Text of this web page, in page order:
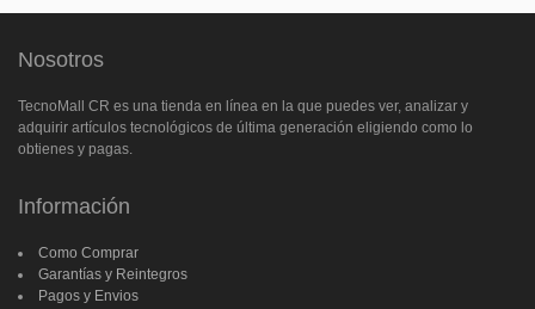
Nosotros
TecnoMall CR es una tienda en línea en la que puedes ver, analizar y
adquirir artículos tecnológicos de última generación eligiendo como lo
obtienes y pagas.
Información
Como Comprar
Garantías y Reintegros
Pagos y Envios